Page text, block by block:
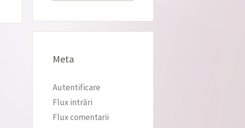
Meta
Autentificare
Flux intrări
Flux comentarii